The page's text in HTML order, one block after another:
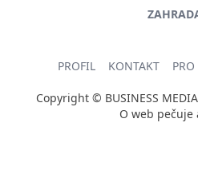
PROFIL KONTAKT
Copyright © BUSINESS